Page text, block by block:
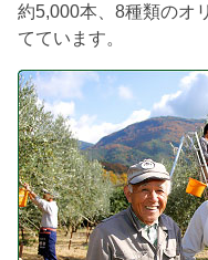
約5,000本、8種類のオ
てています。